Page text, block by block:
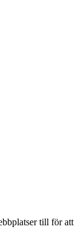
till för att